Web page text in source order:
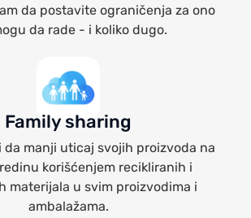
da postavite ograničenja za ono
da rade - i koliko dugo.
Family sharing
da manji uticaj svojih proizvoda na
korišćenjem recikliranih i
materijala u svim proizvodima i
ambalažama.